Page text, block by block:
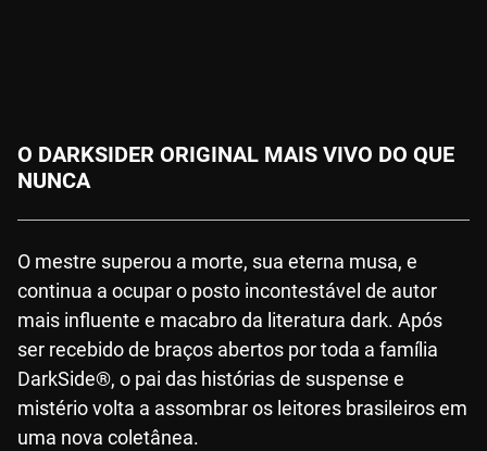
O DARKSIDER ORIGINAL MAIS VIVO DO QUE
NUNCA
O mestre superou a morte, sua eterna musa, e
continua a ocupar o posto incontestável de autor
mais influente e macabro da literatura dark. Após
ser recebido de braços abertos por toda a família
DarkSide®, o pai das histórias de suspense e
mistério volta a assombrar os leitores brasileiros em
uma nova coletânea.